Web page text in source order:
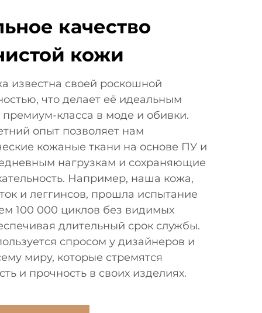
качество
кожи
известна своей роскошной
что делает её идеальным
класса в моде и обивки.
опыт позволяет нам
кожаные ткани на основе ПУ и
нагрузкам и сохраняющие
Например, наша кожа,
и леггинсов, прошла испытание
100 000 циклов без видимых
длительный срок службы.
спросом у дизайнеров и
миру, которые стремятся
и прочность в своих изделиях.